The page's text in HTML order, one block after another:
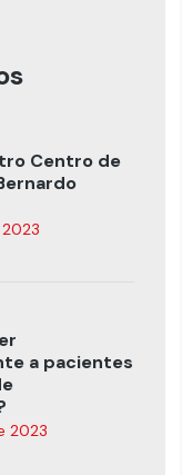
Centro de
a pacientes
2023